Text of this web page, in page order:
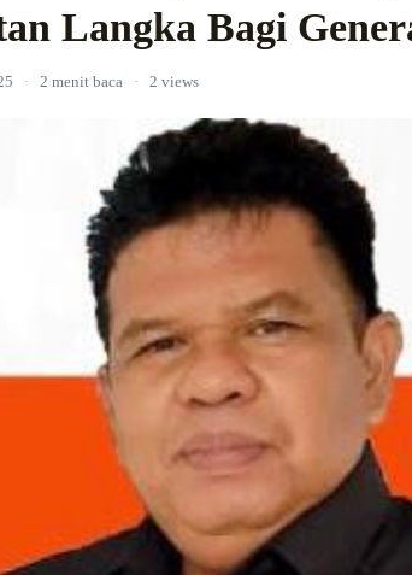
Langka Bagi
· 2 menit baca · 2 views